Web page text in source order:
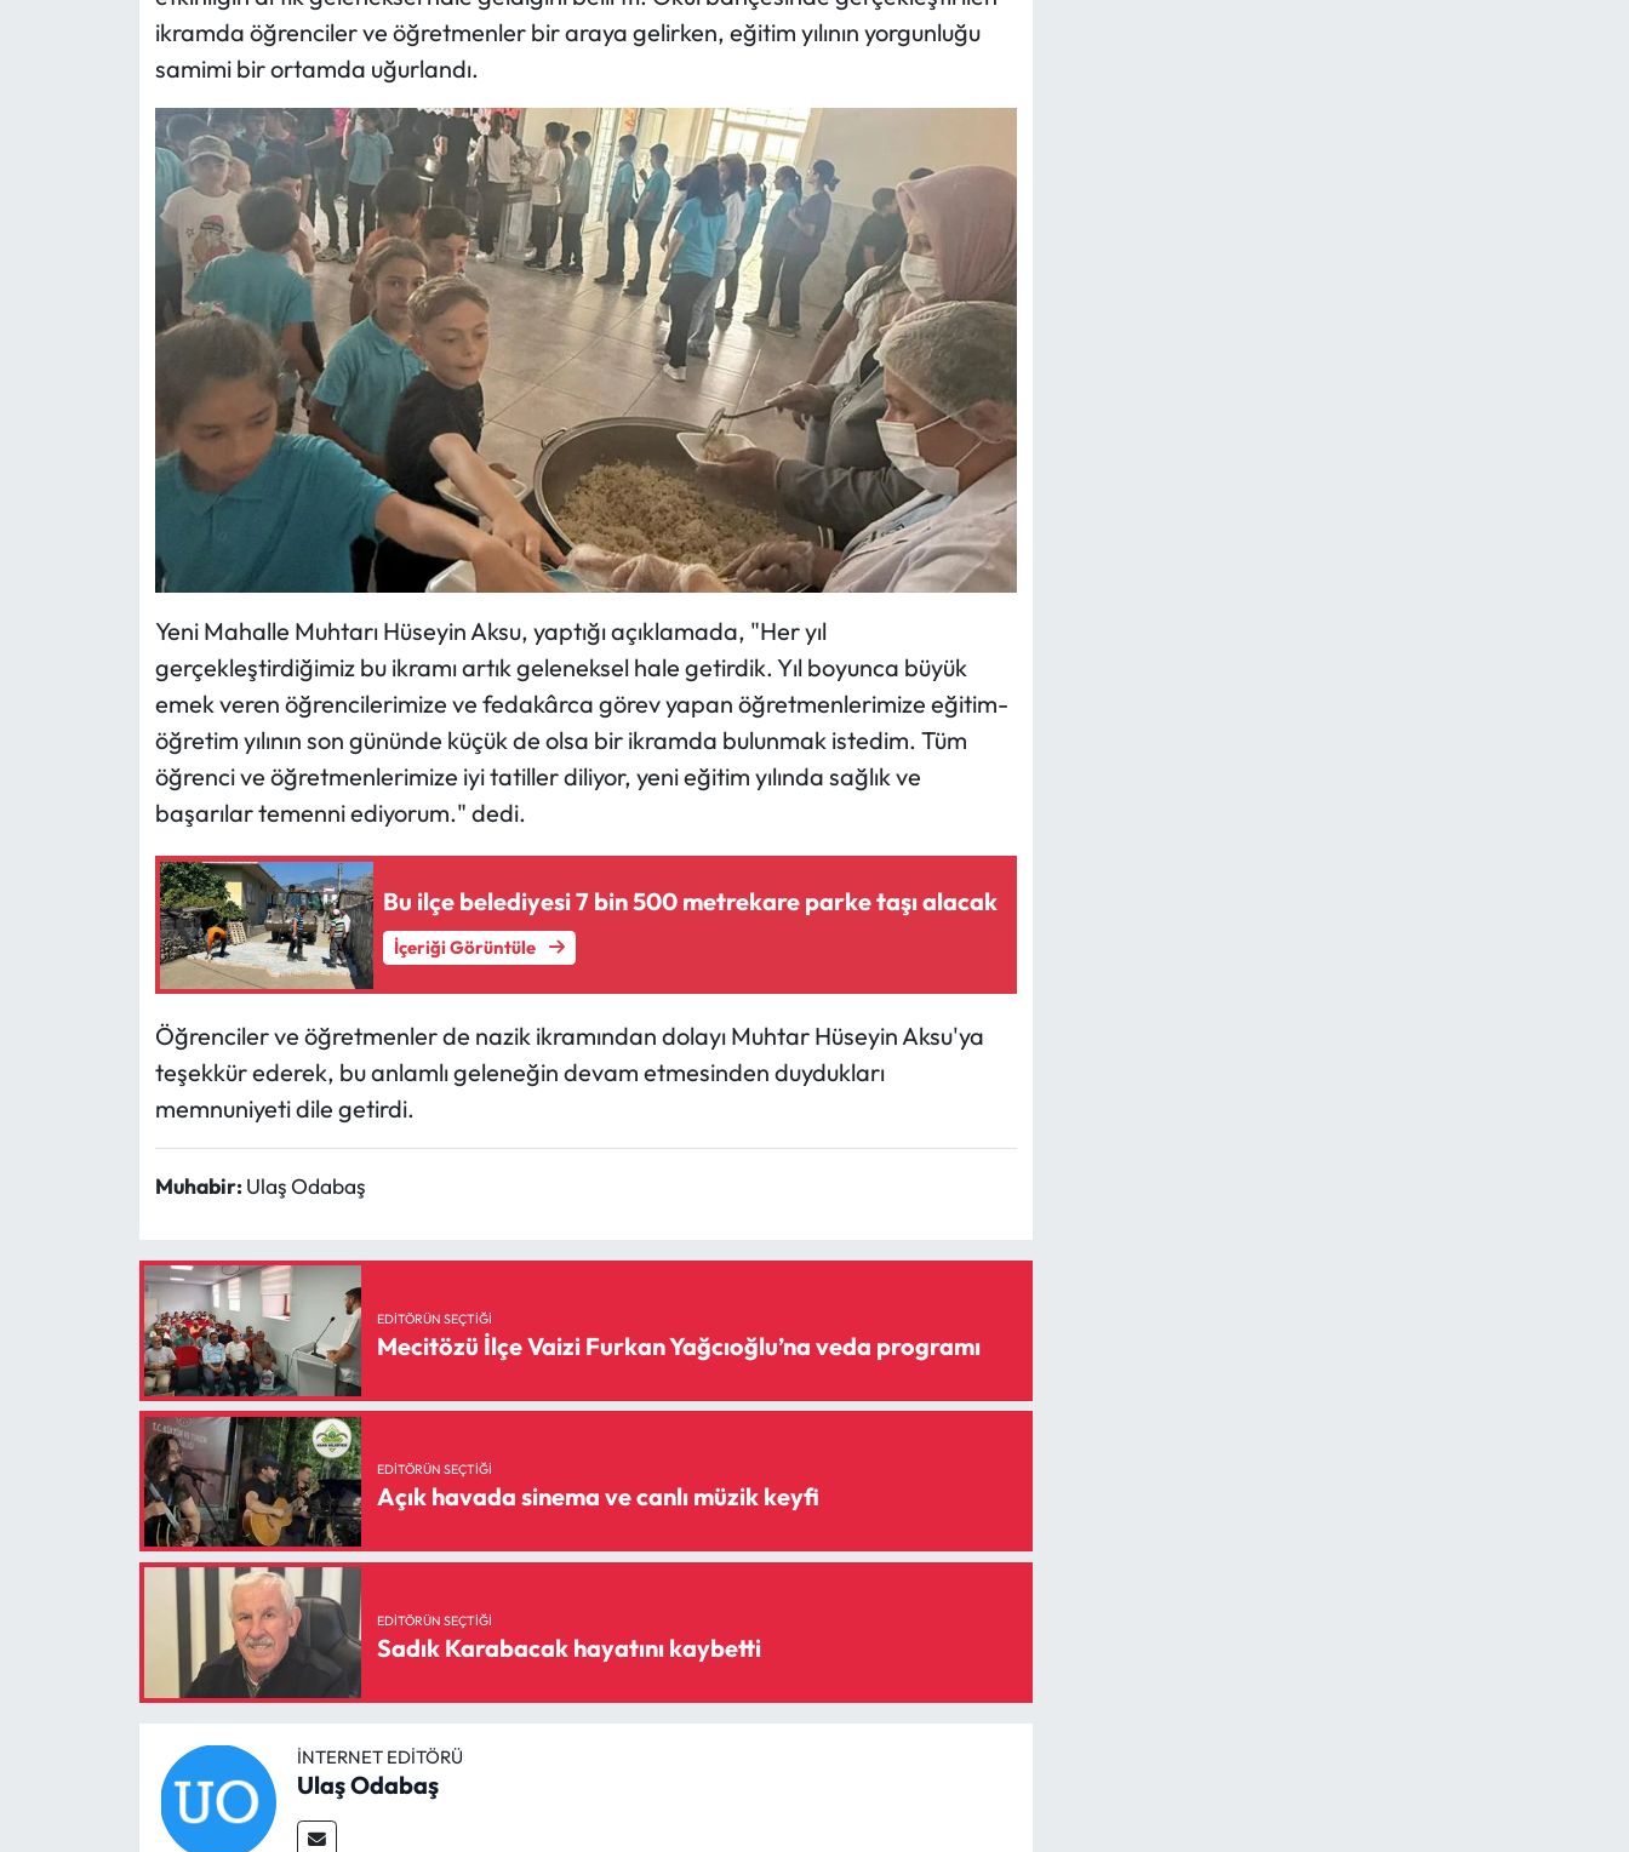
ikramda öğrenciler ve öğretmenler bir araya gelirken, eğitim yılının yorgunluğu
samimi bir ortamda uğurlandı.
Yeni Mahalle Muhtarı Hüseyin Aksu, yaptığı açıklamada, "Her yıl
gerçekleştirdiğimiz bu ikramı artık geleneksel hale getirdik. Yıl boyunca büyük
emek veren öğrencilerimize ve fedakârca görev yapan öğretmenlerimize eğitim-
öğretim yılının son gününde küçük de olsa bir ikramda bulunmak istedim. Tüm
öğrenci ve öğretmenlerimize iyi tatiller diliyor, yeni eğitim yılında sağlık ve
başarılar temenni ediyorum." dedi.
Bu ilçe belediyesi 7 bin 500 metrekare parke taşı alacak
İçeriği Görüntüle
Öğrenciler ve öğretmenler de nazik ikramından dolayı Muhtar Hüseyin Aksu'ya
teşekkür ederek, bu anlamlı geleneğin devam etmesinden duydukları
memnuniyeti dile getirdi.
Muhabir: Ulaş Odabaş
EDITÖRÜN SEÇTIĞI
Mecitözü İlçe Vaizi Furkan Yağcıoğlu’na veda programı
EDITÖRÜN SEÇTIĞI
Açık havada sinema ve canlı müzik keyfi
EDITÖRÜN SEÇTIĞI
Sadık Karabacak hayatını kaybetti
İNTERNET EDITÖRÜ
Ulaş Odabaş
Mecitözü Haberleri
Oğuzlar Haberleri
Ortaköy Haberleri
Osmancık Haberleri
Resmi Reklam
Sungurlu Haberleri
Uğurludağ Haberleri
Yayla Haber
Yemek Tarifleri
Yerel Haberler